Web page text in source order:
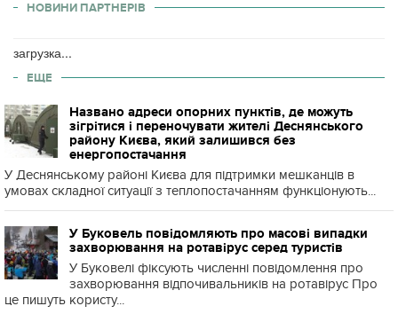
НОВИНИ ПАРТНЕРІВ
загрузка...
ЕЩЕ
Названо адреси опорних пунктів, де можуть
зігрітися і переночувати жителі Деснянського
району Києва, який залишився без
енергопостачання
У Деснянському районі Києва для підтримки мешканців в
умовах складної ситуації з теплопостачанням функціонують...
У Буковель повідомляють про масові випадки
захворювання на ротавірус серед туристів
У Буковелі фіксують численні повідомлення про
захворювання відпочивальників на ротавірус Про
це пишуть користу...